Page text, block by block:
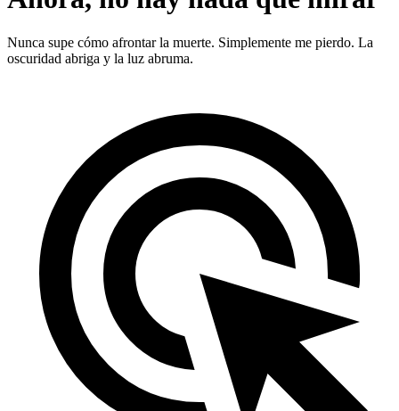
Nunca supe cómo afrontar la muerte. Simplemente me pierdo. La
oscuridad abriga y la luz abruma.